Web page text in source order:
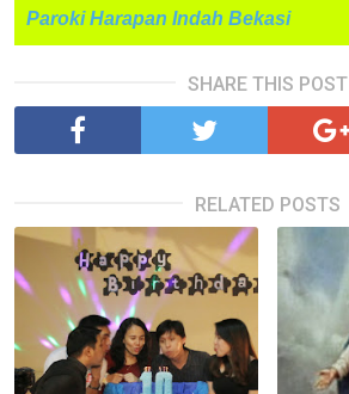
Paroki Harapan Indah Bekasi
SHARE THIS POST
RELATED POSTS